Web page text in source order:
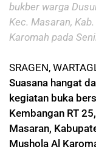
bukber warga
Kec. Masaran,
Karomah pada
SRAGEN,
Suasana hangat
kegiatan buka
Kembangan RT
Masaran,
Mushola Al